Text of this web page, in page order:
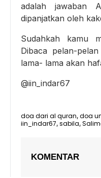
adalah jawaban
dipanjatkan oleh
Sudahkah kamu
Dibaca pelan-
lama- lama akan
@iin_indar67
doa dari al quran, doa
iin_indar67, sabila,
KOMENTAR